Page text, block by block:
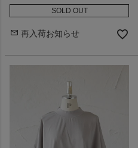
SOLD OUT
再入荷お知らせ